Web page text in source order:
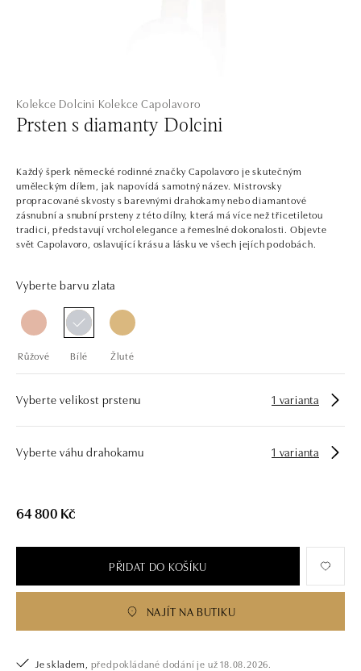
Kolekce Dolcini Kolekce Capolavoro
Prsten s diamanty Dolcini
Každý šperk německé rodinné značky Capolavoro je skutečným
uměleckým dílem, jak napovídá samotný název. Mistrovsky
propracované skvosty s barevnými drahokamy nebo diamantové
zásnubní a snubní prsteny z této dílny, která má více než třicetiletou
tradici, představují vrchol elegance a řemeslné dokonalosti. Objevte
svět Capolavoro, oslavující krásu a lásku ve všech jejích podobách.
Vyberte barvu zlata
Růžové Bílé Žluté
Vyberte velikost prstenu 1 varianta
Vyberte váhu drahokamu 1 varianta
64 800 Kč
PŘIDAT DO KOŠÍKU
NAJÍT NA BUTIKU
Je skladem, předpokládané dodání je už 18.08.2026.